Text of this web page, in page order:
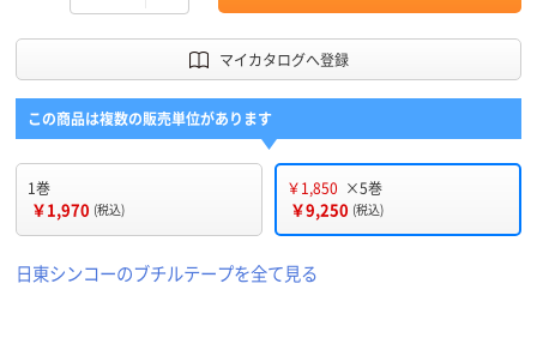
マイカタログへ登録
この商品は複数の販売単位があります
1巻
￥1,970 (税込)
￥1,850 ×5巻
￥9,250 (税込)
日東シンコーのブチルテープを全て見る